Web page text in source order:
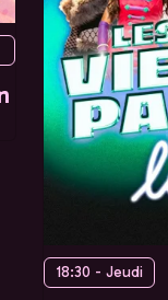
18:30 - Jeudi